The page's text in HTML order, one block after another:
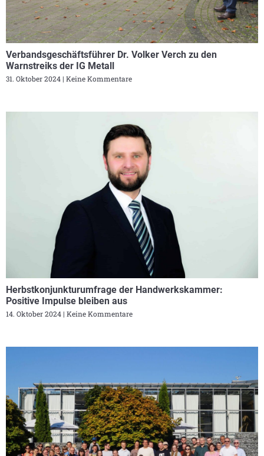
Verbandsgeschäftsführer Dr. Volker Verch zu den
Warnstreiks der IG Metall
31. Oktober 2024 Keine Kommentare
Herbstkonjunkturumfrage der Handwerkskammer:
Positive Impulse bleiben aus
14. Oktober 2024 Keine Kommentare